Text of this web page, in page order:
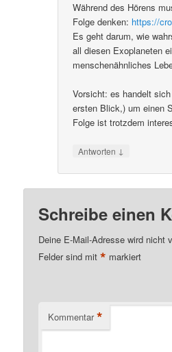
Während des Hörens
Folge denken: https://
Es geht darum, wie
all diesen Exoplaneten
menschenähnliches
Vorsicht: es handelt
ersten Blick,) um einen
Folge ist trotzdem
Antworten ↓
Schreibe einen
Deine E-Mail-Adresse wird nicht
Felder sind mit* markiert
Kommentar *